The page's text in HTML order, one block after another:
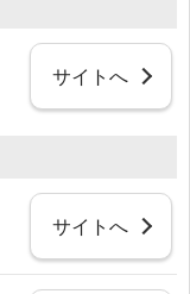
サイトへ
サイトへ